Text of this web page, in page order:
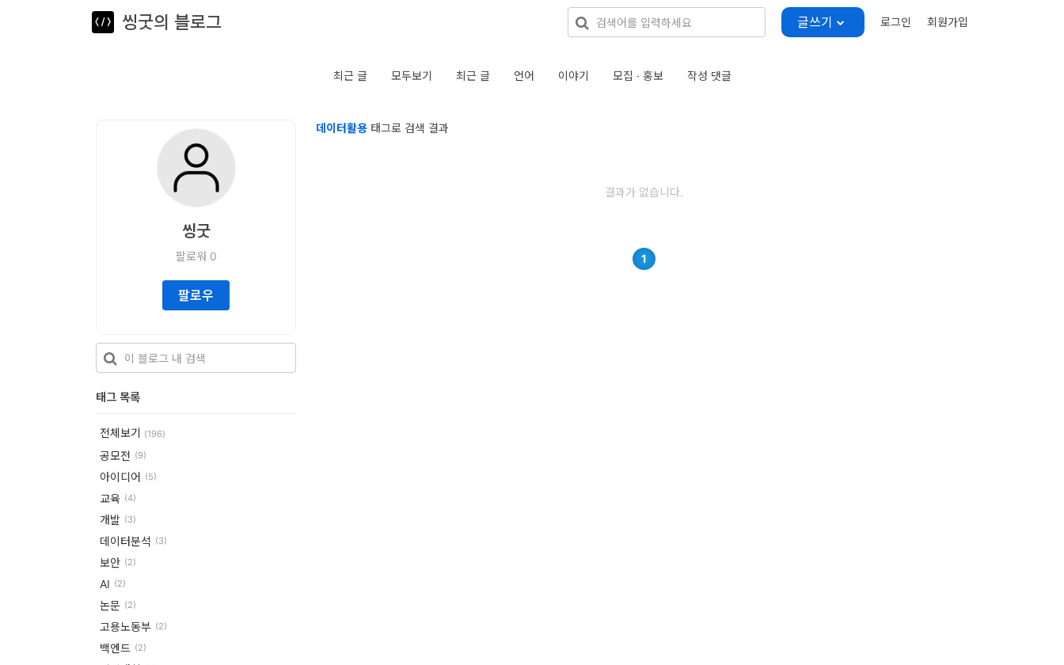
씽굿의 블로그 글쓰기 로그인 회원가입
최근 글 모두보기 최근 글 언어 이야기 모집 · 홍보 작성 댓글
씽굿
팔로워 0
팔로우
태그 목록
전체보기 (196)
공모전 (9)
아이디어 (5)
교육 (4)
개발 (3)
데이터분석 (3)
보안 (2)
AI (2)
논문 (2)
고용노동부 (2)
백엔드 (2)
데이터활용 태그로 검색 결과
결과가 없습니다.
1